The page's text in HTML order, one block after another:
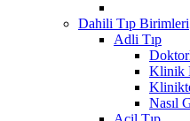
Dahili Tıp Birimleri
Adli Tıp
Klinik
Nasıl